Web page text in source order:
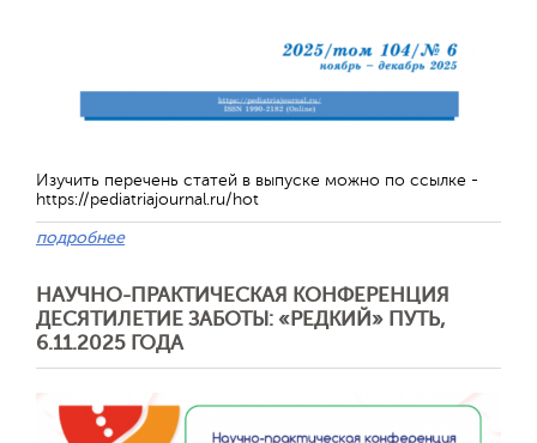
Изучить перечень статей в выпуске можно по ссылке -
https://pediatriajournal.ru/hot
подробнее
НАУЧНО-ПРАКТИЧЕСКАЯ КОНФЕРЕНЦИЯ
ДЕСЯТИЛЕТИЕ ЗАБОТЫ: «РЕДКИЙ» ПУТЬ,
6.11.2025 ГОДА